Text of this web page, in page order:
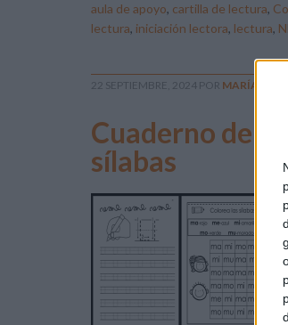
aula de apoyo, cartilla de lectura,
lectura, iniciación lectora, lectura,
22 SEPTIEMBRE, 2024 POR MARÍA
Cuaderno de
sílabas